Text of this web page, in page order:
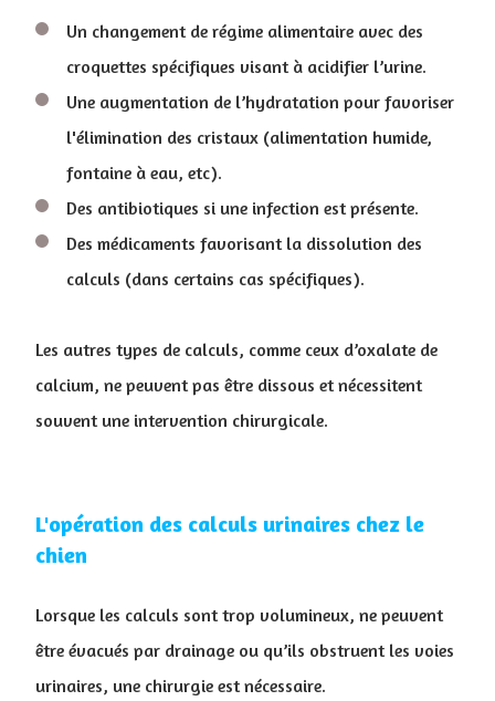
Un changement de régime alimentaire avec des
croquettes spécifiques visant à acidifier l’urine.
Une augmentation de l’hydratation pour favoriser
l'élimination des cristaux (alimentation humide,
fontaine à eau, etc).
Des antibiotiques si une infection est présente.
Des médicaments favorisant la dissolution des
calculs (dans certains cas spécifiques).
Les autres types de calculs, comme ceux d’oxalate de
calcium, ne peuvent pas être dissous et nécessitent
souvent une intervention chirurgicale.
L'opération des calculs urinaires chez le
chien
Lorsque les calculs sont trop volumineux, ne peuvent
être évacués par drainage ou qu’ils obstruent les voies
urinaires, une chirurgie est nécessaire.